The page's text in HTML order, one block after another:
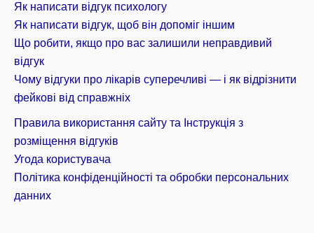
Як написати відгук психологу
Як написати відгук, щоб він допоміг іншим
Що робити, якщо про вас залишили неправдивий
відгук
Чому відгуки про лікарів суперечливі — і як відрізнити
фейкові від справжніх
Правила використання сайту та Інструкція з
розміщення відгуків
Угода користувача
Політика конфіденційності та обробки персональних
данних